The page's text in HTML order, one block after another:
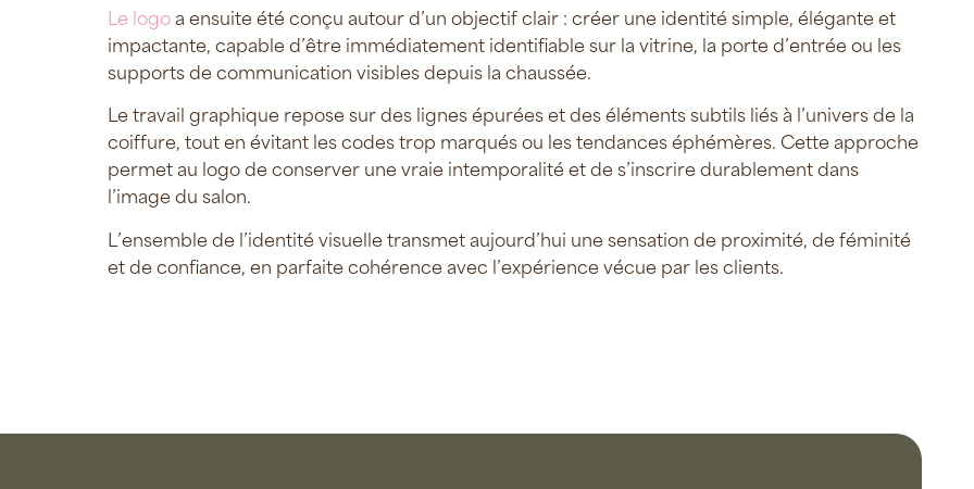
Le logoa ensuite été conçu autour d’un objectif clair : créer une identité simple, élégante et
impactante, capable d’être immédiatement identifiable sur la vitrine, la porte d’entrée ou les
supports de communication visibles depuis la chaussée.
Le travail graphique repose sur des lignes épurées et des éléments subtils liés à l’univers de la
coiffure, tout en évitant les codes trop marqués ou les tendances éphémères. Cette approche
permet au logo de conserver une vraie intemporalité et de s’inscrire durablement dans
l’image du salon.
L’ensemble de l’identité visuelle transmet aujourd’hui une sensation de proximité, de féminité
et de confiance, en parfaite cohérence avec l’expérience vécue par les clients.